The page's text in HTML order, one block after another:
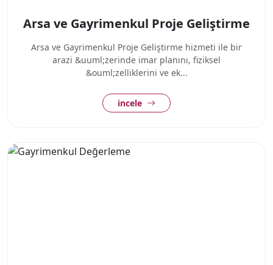
Arsa ve Gayrimenkul Proje Geliştirme
Arsa ve Gayrimenkul Proje Geliştirme hizmeti ile bir
arazi &uuml;zerinde imar planını, fiziksel
&ouml;zelliklerini ve ek...
incele